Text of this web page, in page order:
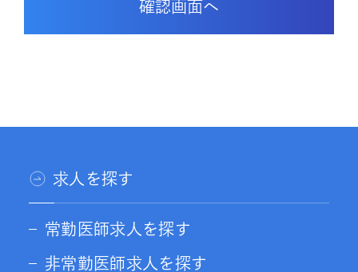
求人を探す
常勤医師求人を探す
非常勤医師求人を探す